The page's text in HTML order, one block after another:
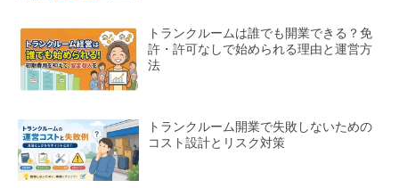
トランクルームは誰でも開業できる？免
許・許可なしで始められる理由と運営方
法
トランクルーム開業で失敗しないための
コスト設計とリスク対策